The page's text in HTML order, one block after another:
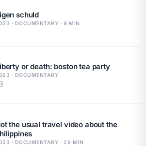
schuld
· DOCUMENTARY · 9 MIN
or death: boston tea party
· DOCUMENTARY
the usual travel video about the
· DOCUMENTARY · 29 MIN